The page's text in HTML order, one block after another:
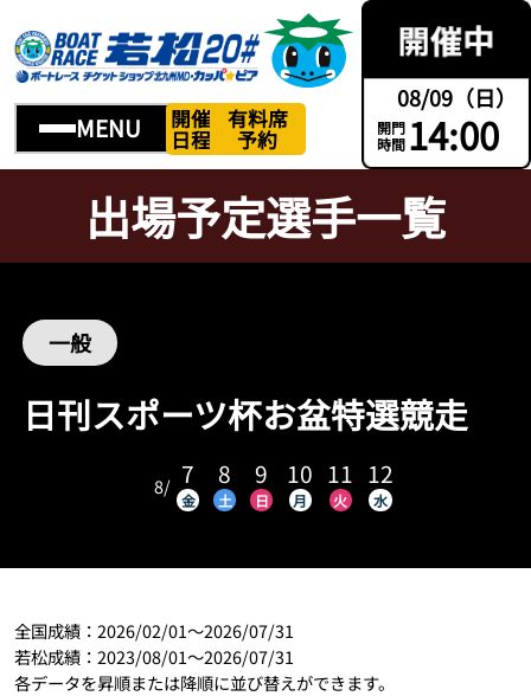
MENU 開催
日程
有料席
予約
08/09（日）
開門
時間 14:00
出場予定選手一覧
一般
日刊スポーツ杯お盆特選競走
8/ 7
金
8
土
9
日
10
月
11
火
12
水
全国成績：2026/02/01～2026/07/31
若松成績：2023/08/01～2026/07/31
各データを昇順または降順に並び替えができます。